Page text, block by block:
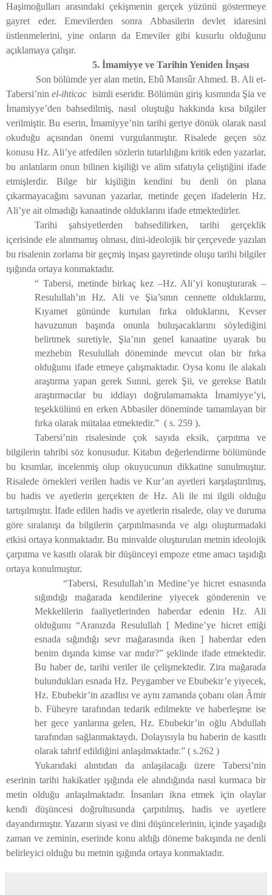
Haşimoğulları arasındaki çekişmenin gerçek yüzünü göstermeye
gayret eder. Emevilerden sonra Abbasilerin devlet idaresini
üstlenmelerini, yine onların da Emeviler gibi kusurlu olduğunu
açıklamaya çalışır.
5. İmamiyye ve Tarihin Yeniden İnşası
Son bölümde yer alan metin, Ebû Mansûr Ahmed. B. Ali et-
Tabersi’ninel-ihticac isimli eseridir. Bölümün giriş kısmında Şia ve
İmamiyye’den bahsedilmiş, nasıl oluştuğu hakkında kısa bilgiler
verilmiştir. Bu eserin, İmamiyye’nin tarihi geriye dönük olarak nasıl
okuduğu açısından önemi vurgulanmıştır. Risalede geçen söz
konusu Hz. Ali’ye atfedilen sözlerin tutarlılığını kritik eden yazarlar,
bu anlatıların onun bilinen kişiliği ve alim sıfatıyla çeliştiğini ifade
etmişlerdir. Bilge bir kişiliğin kendini bu denli ön plana
çıkarmayacağını savunan yazarlar, metinde geçen ifadelerin Hz.
Ali’ye ait olmadığı kanaatinde olduklarını ifade etmektedirler.
Tarihi şahsiyetlerden bahsedilirken, tarihi gerçeklik
içerisinde ele alınmamış olması, dini-ideolojik bir çerçevede yazılan
bu risalenin zorlama bir geçmiş inşası gayretinde oluşu tarihi bilgiler
ışığında ortaya konmaktadır.
“ Tabersi, metinde birkaç kez –Hz. Ali’yi konuşturarak –
Resulullah’ın Hz. Ali ve Şia’sının cennette olduklarını,
Kıyamet gününde kurtulan fırka olduklarını, Kevser
havuzunun başında onunla buluşacaklarını söylediğini
belirtmek suretiyle, Şia’nın genel kanaatine uyarak bu
mezhebin Resulullah döneminde mevcut olan bir fırka
olduğunu ifade etmeye çalışmaktadır. Oysa konu ile alakalı
araştırma yapan gerek Sunni, gerek Şii, ve gerekse Batılı
araştırmacılar bu iddiayı doğrulamamakta İmamiyye’yi,
teşekkülünü en erken Abbasiler döneminde tamamlayan bir
fırka olarak mütalaa etmektedir.” ( s. 259 ).
Tabersi’nin risalesinde çok sayıda eksik, çarpıtma ve
bilgilerin tahribi söz konusudur. Kitabın değerlendirme bölümünde
bu kısımlar, incelenmiş olup okuyucunun dikkatine sunulmuştur.
Risalede örnekleri verilen hadis ve Kur’an ayetleri karşılaştırılmış,
bu hadis ve ayetlerin gerçekten de Hz. Ali ile mi ilgili olduğu
tartışılmıştır. İfade edilen hadis ve ayetlerin risalede, olay ve duruma
göre sıralanışı da bilgilerin çarpıtılmasında ve algı oluşturmadaki
etkisi ortaya konmaktadır. Bu minvalde oluşturulan metnin ideolojik
çarpıtma ve kasıtlı olarak bir düşünceyi empoze etme amacı taşıdığı
ortaya konulmuştur.
“Tabersi, Resulullah’ın Medine’ye hicret esnasında
sığındığı mağarada kendilerine yiyecek gönderenin ve
Mekkelilerin faaliyetlerinden haberdar edenin Hz. Ali
olduğunu “Aranızda Resulullah [ Medine’ye hicret ettiği
esnada sığındığı sevr mağarasında iken ] haberdar eden
benim dışında kimse var mıdır?” şeklinde ifade etmektedir.
Bu haber de, tarihi veriler ile çelişmektedir. Zira mağarada
bulundukları esnada Hz. Peygamber ve Ebubekir’e yiyecek,
Hz. Ebubekir’in azadlısı ve aynı zamanda çobanı olan Âmir
b. Füheyre tarafından tedarik edilmekte ve haberleşme ise
her gece yanlarına gelen, Hz. Ebubekir’in oğlu Abdullah
tarafından sağlanmaktaydı. Dolayısıyla bu haberin de kasıtlı
olarak tahrif edildiğini anlaşılmaktadır.” ( s.262 )
Yukarıdaki alıntıdan da anlaşılacağı üzere Tabersi’nin
eserinin tarihi hakikatler ışığında ele alındığında nasıl kurmaca bir
metin olduğu anlaşılmaktadır. İnsanları ikna etmek için olaylar
kendi düşüncesi doğrultusunda çarpıtılmış, hadis ve ayetlere
dayandırmıştır. Yazarın siyasi ve dini düşüncelerinin, içinde yaşadığı
zaman ve zeminin, eserinde konu aldığı döneme bakışında ne denli
belirleyici olduğu bu metnin ışığında ortaya konmaktadır.